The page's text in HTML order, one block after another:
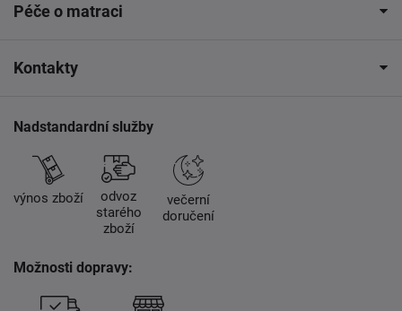
Péče o matraci
Kontakty
Nadstandardní služby
výnos zboží
odvoz
starého
zboží
večerní
doručení
Možnosti dopravy: